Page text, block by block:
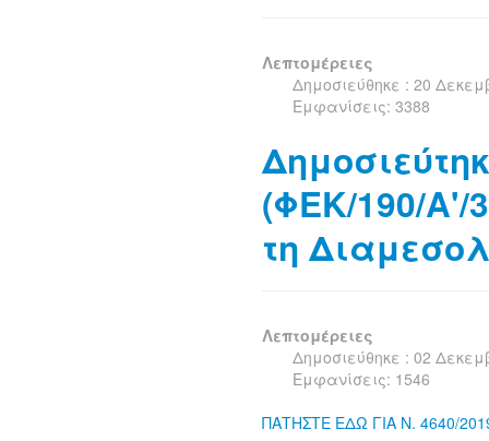
Λεπτομέρειες
Δημοσιεύθηκε : 20
Εμφανίσεις: 3388
(ΦΕΚ/190/Α'/
τη
Λεπτομέρειες
Δημοσιεύθηκε : 02
Εμφανίσεις: 1546
ΠΑΤΗΣΤΕ ΕΔΩ ΓΙΑ Ν. 4640/